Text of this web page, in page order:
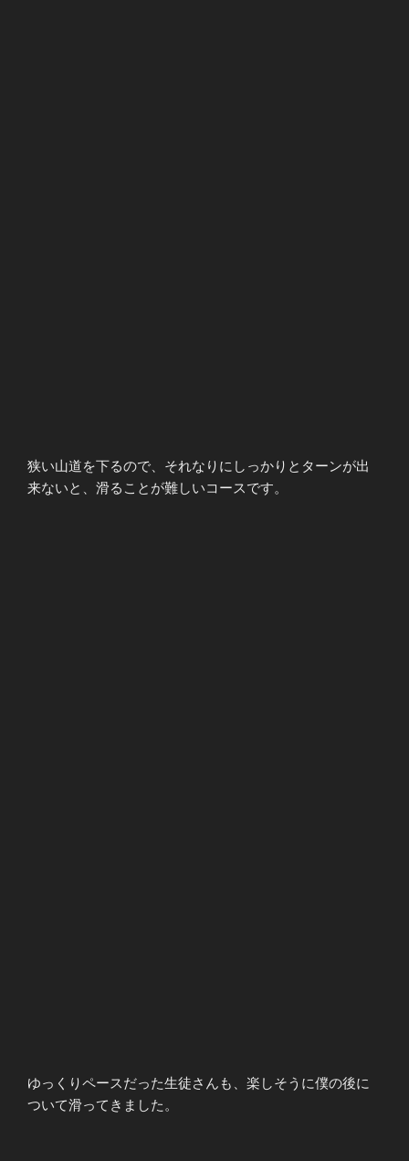
狭い山道を下るので、それなりにしっかりとターンが出
来ないと、滑ることが難しいコースです。
ゆっくりペースだった生徒さんも、楽しそうに僕の後に
ついて滑ってきました。